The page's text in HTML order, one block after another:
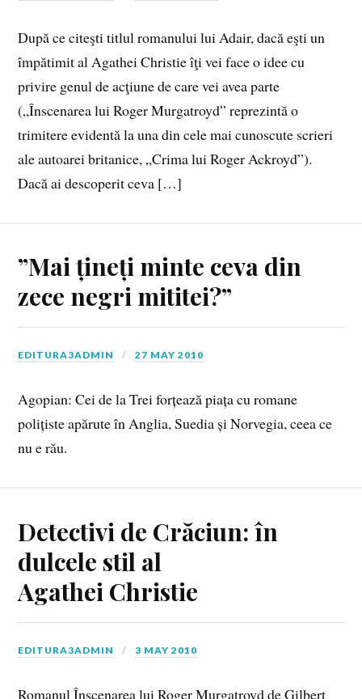
După ce citeşti titlul romanului lui Adair, dacă eşti un
împătimit al Agathei Christie îţi vei face o idee cu
privire genul de acţiune de care vei avea parte
(„Înscenarea lui Roger Murgatroyd” reprezintă o
trimitere evidentă la una din cele mai cunoscute scrieri
ale autoarei britanice, „Crima lui Roger Ackroyd”).
Dacă ai descoperit ceva […]
”Mai țineți minte ceva din
zece negri mititei?”
EDITURA3ADMIN 27 MAY 2010
Agopian: Cei de la Trei forțează piața cu romane
polițiste apărute în Anglia, Suedia și Norvegia, ceea ce
nu e rău.
Detectivi de Crăciun: în
dulcele stil al
Agathei Christie
EDITURA3ADMIN 3 MAY 2010
Romanul Înscenarea lui Roger Murgatroyd de Gilbert